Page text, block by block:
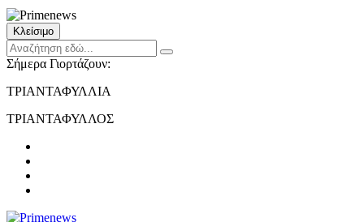
Κλείσιμο
Σήμερα Γιορτάζουν:
ΤΡΙΑΝΤΑΦΥΛΛΙΑ
ΤΡΙΑΝΤΑΦΥΛΛΟΣ